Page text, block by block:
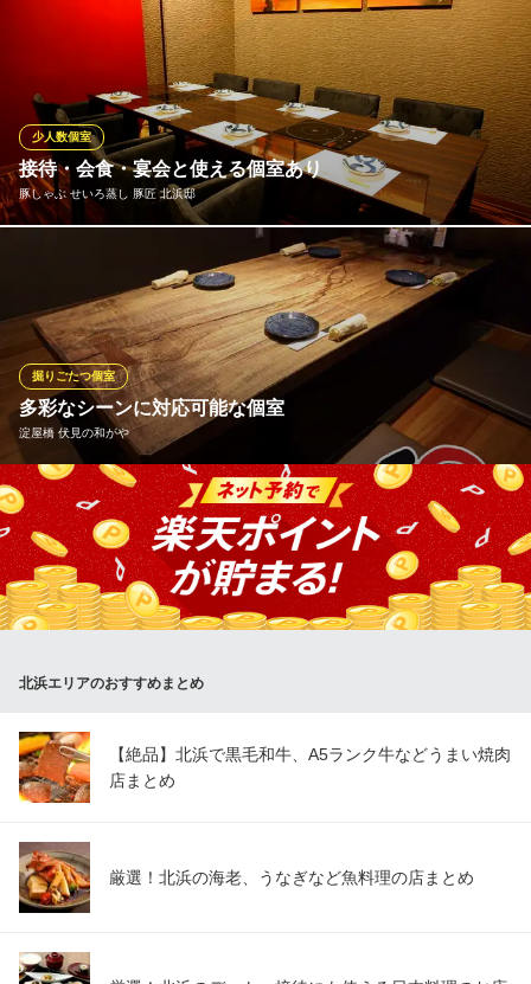
大阪府大阪市中央区北浜1-8-16 B1
接待や会食、顔合わせに最適です！大人数の場合は間仕切りを取
り、最大30名様でのご利用も可能！ご利用シーンに合わせて使え
るので、幹事さまにもご好評頂いております。
個室×てっちり鍋 北浜 すし吉
寿司屋、一品料理、鍋
大阪メトロ堺筋線北浜駅 徒歩7分
大阪府大阪市中央区淡路町1-3-6
接待・会食・宴会と使える個室あり
豚しゃぶ せいろ蒸し 豚匠 北浜邸
少人数個室
少人数から大人数までの宴会もできるお部屋をご用意しておりま
す。様々ななシーンでご利用くださいませ。 ゆったりと当店自慢
の豚しゃぶをご堪能いただけるよう個室でのご利用可能となって
おります。
豚しゃぶ せいろ蒸し 豚匠 北浜邸
全席完全個室
大阪メトロ堺筋線北浜駅5番出口 徒歩3分
大阪府大阪市中央区平野町1-6-5 大山ビル3F
多彩なシーンに対応可能な個室
淀屋橋 伏見の和がや
掘りごたつ個室
個室は掘りごたつ席になっており、ゆったりとおくつろぎ頂けま
す。2名～最大20名様までの個室をご用意しておりますので、人数
やシーンに合わせてお選びください。落ち着いた、和の雰囲気の
店内でゆったりとお食事をお楽しみ下さい。宴会シーズンはお席
がうまりやすいので、ご予約はお早めにお願いします。
宴会ご予約受付中！
大阪府大阪市中央区伏見町2-6-6
北浜エリアのおすすめまとめ
【絶品】北浜で黒毛和牛、A5ランク牛などうまい焼肉
店まとめ
厳選！北浜の海老、うなぎなど魚料理の店まとめ